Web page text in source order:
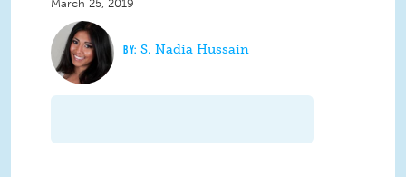
March 25, 2019
S. Nadia Hussain